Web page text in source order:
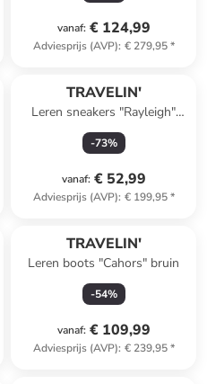
vanaf: € 124,99
Adviesprijs (AVP): € 279,95*
TRAVELIN'
Leren sneakers "Rayleigh"
wit/beige
-73%
vanaf: € 52,99
Adviesprijs (AVP): € 199,95*
TRAVELIN'
Leren boots "Cahors" bruin
-54%
vanaf: € 109,99
Adviesprijs (AVP): € 239,95*